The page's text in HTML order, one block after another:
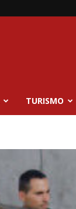
TURISMO